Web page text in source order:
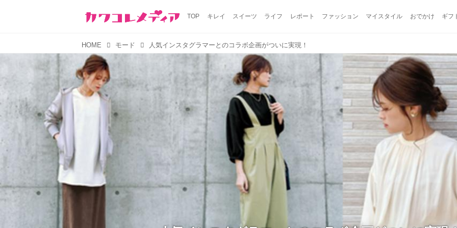
TOP キレイ スイーツ ライフ レポート ファッション マイスタイル おでかけ ギフ
HOME モード 人気インスタグラマーとのコラボ企画がついに実現！